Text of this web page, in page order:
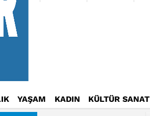
YAŞAM KADIN KÜLTÜR SANAT